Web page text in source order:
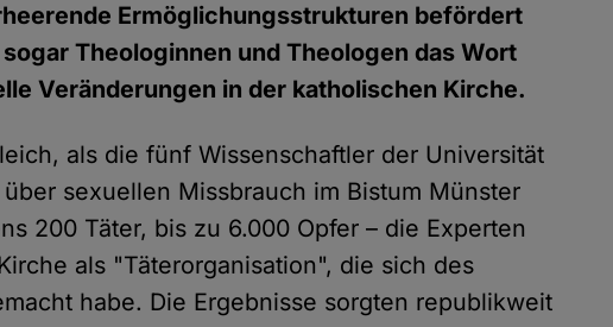
Ermöglichungsstrukturen befördert
Theologinnen und Theologen das Wort
Veränderungen in der katholischen Kirche.
als die fünf Wissenschaftler der Universität
sexuellen Missbrauch im Bistum Münster
200 Täter, bis zu 6.000 Opfer – die Experten
als "Täterorganisation", die sich des
habe. Die Ergebnisse sorgten republikweit